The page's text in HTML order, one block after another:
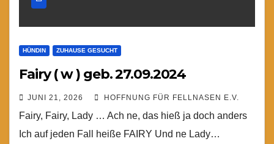
HÜNDIN ZUHAUSE GESUCHT
Fairy ( w ) geb. 27.09.2024
JUNI 21, 2026 HOFFNUNG FÜR FELLNASEN E.V.
Fairy, Fairy, Lady … Ach ne, das hieß ja doch anders
Ich auf jeden Fall heiße FAIRY Und ne Lady…